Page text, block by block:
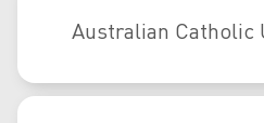
Australian Catholic